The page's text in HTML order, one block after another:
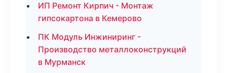
ИП Ремонт Кирпич - Монтаж
гипсокартона в Кемерово
ПК Модуль Инжиниринг -
Производство металлоконструкций
в Мурманск